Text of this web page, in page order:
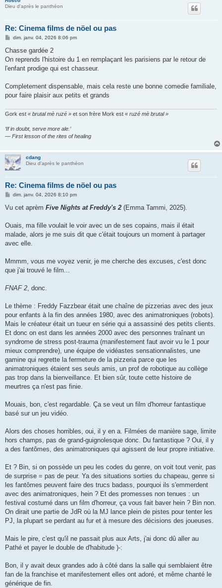
Dieu d'après le panthéon
Re: Cinema films de nöel ou pas
M
s
a
g
dim. janv. 04, 2026 8:06 pm
Chasse gardée 2
On reprends l'histoire du 1 en remplaçant les parisiens par le retour de
l'enfant prodige qui est chasseur.
Completement dispensable, mais cela reste une bonne comedie familiale,
pour faire plaisir aux petits et grands
Gork est « brutal mè ruzé » et son frère Mork est « ruzé mè brutal »
‘If in doubt, serve more ale.’
— First lesson of the rites of healing
cdang
Dieu d'après le panthéon
Re: Cinema films de nöel ou pas
M
s
g
dim. janv. 04, 2026 8:10 pm
Vu cet aprèm Five Nights at Freddy's 2 (Emma Tammi, 2025).
Ouais, ma fille voulait le voir avec un de ses copains, mais il était
malade, alors je me suis dit que c'était toujours un moment à partager
avec elle.
Mmmm, vous me voyez venir, je me cherche des excuses, c'est donc
que j'ai trouvé le film...
FNAF 2, donc.
Le thème : Freddy Fazzbear était une chaîne de pizzerias avec des jeux
pour enfants à la fin des années 1980, avec des animatroniques (robots).
Mais le créateur était un tueur en série qui a assassiné des petits clients.
Et donc on est dans les années 2000 avec des personnes traînant un
syndrome de stress post-trauma (manifestement faut avoir vu le 1 pour
mieux comprendre), une équipe de vidéastes sensationnalistes, une
gamine qui regrette la fermeture de la pizzeria parce que les
animatroniques étaient ses seuls amis, un prof de robotique au collège
pas trop dans la bienveillance. Et bien sûr, toute cette histoire de
meurtres ça n'est pas finie.
Mouais, bon, c'est regardable. Ça se veut un film d'horreur fantastique
basé sur un jeu vidéo.
Alors des choses horribles, oui, il y en a. Filmées de manière sage, limite
hors champs, pas de grand-guignolesque donc. Du fantastique ? Oui, il y
a des fantômes, des animatroniques qui agissent de leur propre initiative.
Et ? Bin, si on possède un peu les codes du genre, on voit tout venir, pas
de surprise = pas de peur. Ya des situations sorties du chapeau, genre si
les fantômes peuvent faire des trucs badass, pourquoi ils s'emmerdent
avec des animatroniques, hein ? Et des promesses non tenues : un
festival costumé dans un film d'horreur, ça vous fait baver hein ? Bin non.
On dirait une partie de JdR où la MJ lance plein de pistes pour tenter les
PJ, la plupart se perdant au fur et à mesure des décisions des joueuses.
Mais le pire, c'est qu'il ne passait plus aux Arts, j'ai donc dû aller au
Pathé et payer le double de d'habitude )-:
Bon, il y avait deux grandes ado à côté dans la salle qui semblaient être
fan de la franchise et manifestement elles ont adoré, et même chanté le
générique de fin.